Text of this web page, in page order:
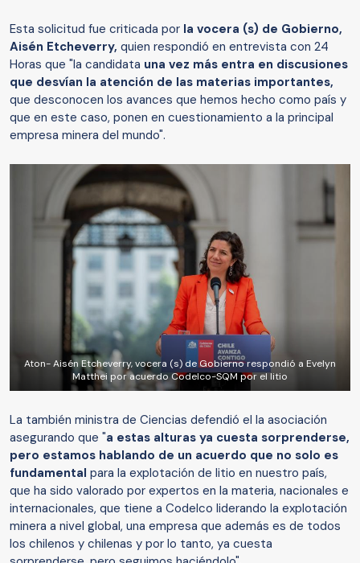
Esta solicitud fue criticada por la vocera (s) de Gobierno,
Aisén Etcheverry, quien respondió en entrevista con 24
Horas que "la candidata una vez más entra en discusiones
que desvían la atención de las materias importantes,
que desconocen los avances que hemos hecho como país y
que en este caso, ponen en cuestionamiento a la principal
empresa minera del mundo".
Aton- Aisén Etcheverry, vocera (s) de Gobierno respondió a Evelyn
Matthei por acuerdo Codelco-SQM por el litio
La también ministra de Ciencias defendió el la asociación
asegurando que "a estas alturas ya cuesta sorprenderse,
pero estamos hablando de un acuerdo que no solo es
fundamental para la explotación de litio en nuestro país,
que ha sido valorado por expertos en la materia, nacionales e
internacionales, que tiene a Codelco liderando la explotación
minera a nivel global, una empresa que además es de todos
los chilenos y chilenas y por lo tanto, ya cuesta